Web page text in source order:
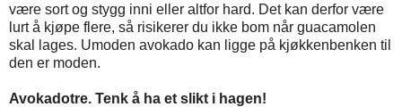
være sort og stygg inni eller altfor hard. Det kan derfor være
lurt å kjøpe flere, så risikerer du ikke bom når guacamolen
skal lages. Umoden avokado kan ligge på kjøkkenbenken til
den er moden.
Avokadotre. Tenk å ha et slikt i hagen!